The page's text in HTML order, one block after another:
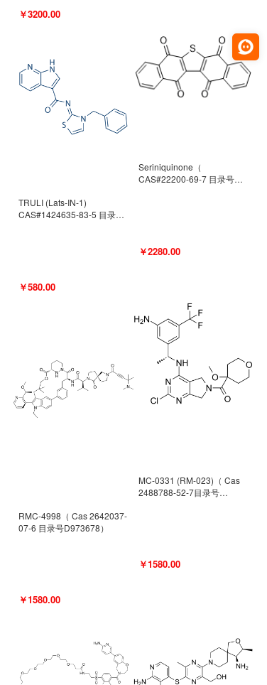
￥3200.00
TRULI (Lats-IN-1)
CAS#1424635-83-5 目录号
￥580.00
RMC-4998（ Cas 2642037-
07-6 目录号D973678）
￥1580.00
Seriniquinone（
CAS#22200-69-7 目录号
￥2280.00
MC-0331 (RM-023)（ Cas
2488788-52-7目录号
￥1580.00